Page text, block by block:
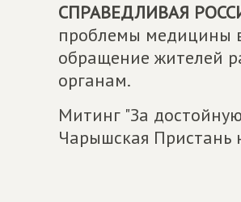
СПРАВЕДЛИВАЯ
проблемы медицины
обращение жителей
органам.
Митинг "За
Чарышская Пристань